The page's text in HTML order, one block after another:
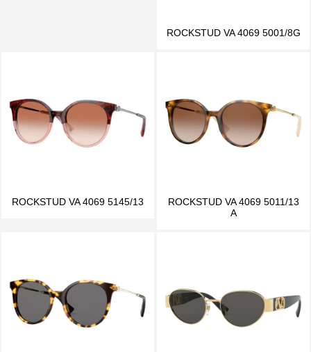
ROCKSTUD VA 4069 5001/8G
ROCKSTUD VA 4069 5145/13
ROCKSTUD VA 4069 5011/13
A